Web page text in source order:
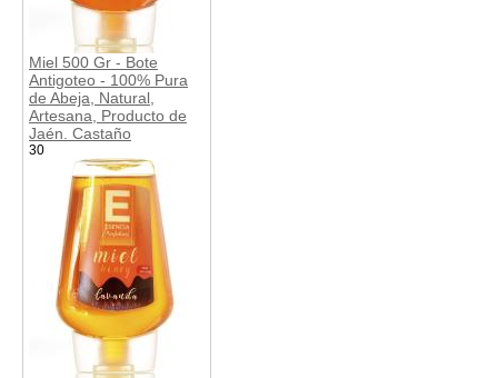
Miel 500 Gr - Bote
Antigoteo - 100% Pura
de Abeja, Natural,
Artesana, Producto de
Jaén. Castaño
30